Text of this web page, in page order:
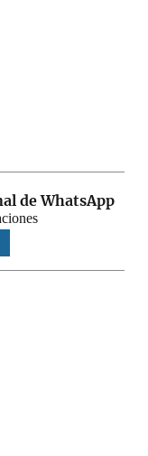
de WhatsApp